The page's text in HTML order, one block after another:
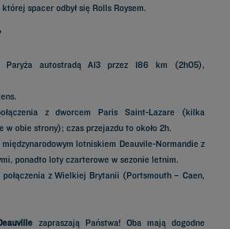
spacer odbył się Rolls Roysem.
Paryża autostradą A13 przez 186 km (2h05),
z dworcem Paris Saint-Lazare (kilka
w obie strony); czas przejazdu to około 2h.
lotniskiem Deauvile-Normandie z
ponadto loty czarterowe w sezonie letnim.
połączenia z Wielkiej Brytanii (Portsmouth – Caen,
zapraszają Państwa! Oba mają dogodne